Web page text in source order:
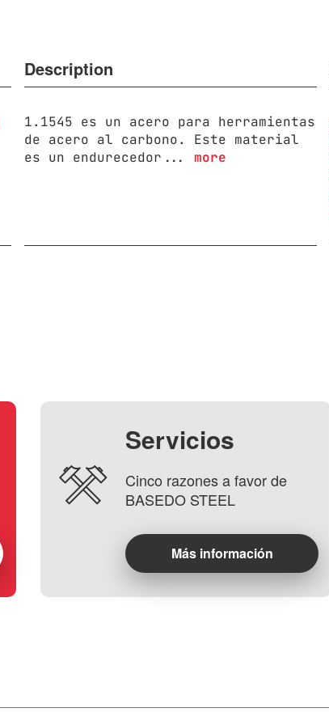
Description
1.1545 es un acero para herramientas
de acero al carbono. Este material
es un endurecedor... more
Servicios
Cinco razones a favor de
BASEDO STEEL
Más información